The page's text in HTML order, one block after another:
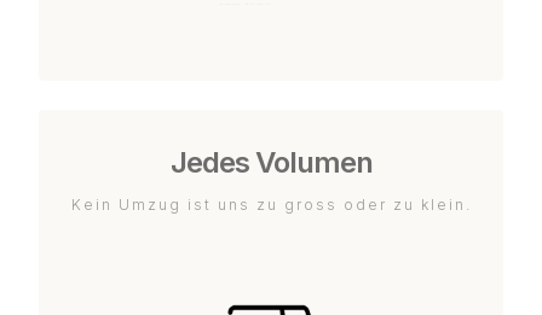
Jedes Volumen
Kein Umzug ist uns zu gross oder zu klein.